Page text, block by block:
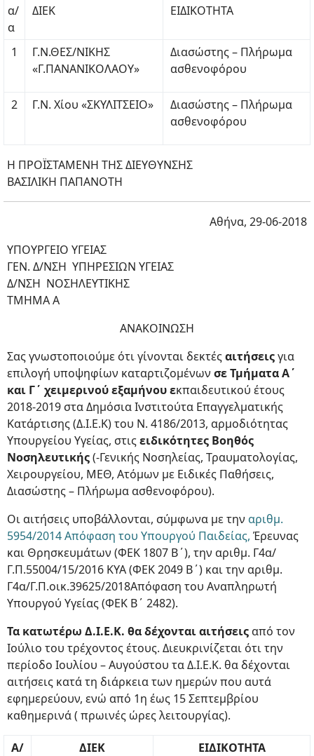
α/
α
ΔΙΕΚ ΕΙΔΙΚΟΤΗΤΑ
1
Γ.Ν.ΘΕΣ/ΝΙΚΗΣ
«Γ.ΠΑΝΑΝΙΚΟΛΑΟΥ»
Διασώστης – Πλήρωμα
ασθενοφόρου
2 Γ.Ν. Χίου «ΣΚΥΛΙΤΣΕΙΟ»
Διασώστης – Πλήρωμα
ασθενοφόρου
Η ΠΡΟΪΣΤΑΜΕΝΗ ΤΗΣ ΔΙΕΥΘΥΝΣΗΣ
ΒΑΣΙΛΙΚΗ ΠΑΠΑΝΟΤΗ
Αθήνα, 29-06-2018
ΥΠΟΥΡΓΕΙΟ ΥΓΕΙΑΣ
ΓΕΝ. Δ/ΝΣΗ ΥΠΗΡΕΣΙΩΝ ΥΓΕΙΑΣ
Δ/ΝΣΗ ΝΟΣΗΛΕΥΤΙΚΗΣ
ΤΜΗΜΑ Α
ΑΝΑΚΟΙΝΩΣΗ
Σας γνωστοποιούμε ότι γίνονται δεκτέςαιτήσειςγια
επιλογή υποψηφίων καταρτιζομένων σε Τμήματα Α΄
και Γ΄ χειμερινού εξαμήνου εκπαιδευτικού έτους
2018-2019 στα Δημόσια Ινστιτούτα Επαγγελματικής
Κατάρτισης (Δ.Ι.Ε.Κ) του Ν. 4186/2013, αρμοδιότητας
Υπουργείου Υγείας, στιςειδικότητες Βοηθός
Νοσηλευτικής(-Γενικής Νοσηλείας, Τραυματολογίας,
Χειρουργείου, ΜΕΘ, Ατόμων με Ειδικές Παθήσεις,
Διασώστης – Πλήρωμα ασθενοφόρου).
Οι αιτήσεις υποβάλλονται, σύμφωνα με την αριθμ.
5954/2014 Απόφαση του Υπουργού Παιδείας, Έρευνας
και Θρησκευμάτων (ΦΕΚ 1807 Β΄), την αριθμ. Γ4α/
Γ.Π.55004/15/2016 ΚΥΑ (ΦΕΚ 2049 Β΄) και την αριθμ.
Γ4α/Γ.Π.οικ.39625/2018Απόφαση του Αναπληρωτή
Υπουργού Υγείας (ΦΕΚ B΄ 2482).
Τα κατωτέρω Δ.Ι.Ε.Κ. θα δέχονται αιτήσειςαπό τον
Ιούλιο του τρέχοντος έτους. Διευκρινίζεται ότι την
περίοδο Ιουλίου – Αυγούστου τα Δ.Ι.Ε.Κ. θα δέχονται
αιτήσεις κατά τη διάρκεια των ημερών που αυτά
εφημερεύουν, ενώ από 1η έως 15 Σεπτεμβρίου
καθημερινά ( πρωινές ώρες λειτουργίας).
Α/
ΔΙΕΚ ΕΙΔΙΚΟΤΗΤΑ